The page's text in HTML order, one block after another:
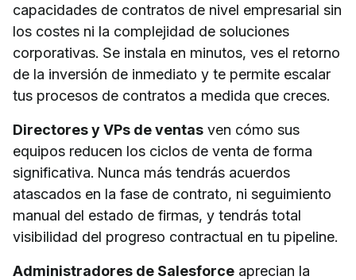
capacidades de contratos de nivel empresarial sin
los costes ni la complejidad de soluciones
corporativas. Se instala en minutos, ves el retorno
de la inversión de inmediato y te permite escalar
tus procesos de contratos a medida que creces.
Directores y VPs de ventas ven cómo sus
equipos reducen los ciclos de venta de forma
significativa. Nunca más tendrás acuerdos
atascados en la fase de contrato, ni seguimiento
manual del estado de firmas, y tendrás total
visibilidad del progreso contractual en tu pipeline.
Administradores de Salesforce aprecian la